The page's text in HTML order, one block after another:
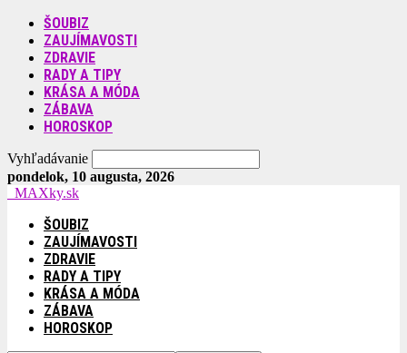
ŠOUBIZ
ZAUJÍMAVOSTI
ZDRAVIE
RADY A TIPY
KRÁSA A MÓDA
ZÁBAVA
HOROSKOP
Vyhľadávanie
pondelok, 10 augusta, 2026
MAXky.sk
ŠOUBIZ
ZAUJÍMAVOSTI
ZDRAVIE
RADY A TIPY
KRÁSA A MÓDA
ZÁBAVA
HOROSKOP